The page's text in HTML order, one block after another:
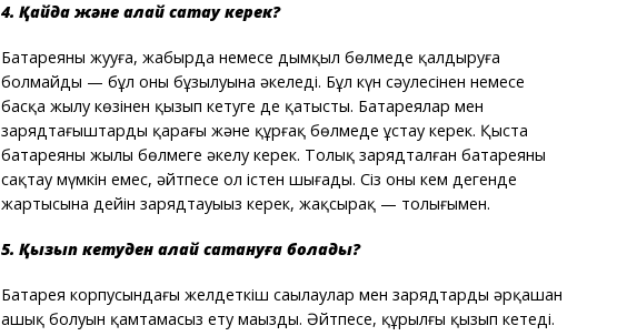
4. Қайда және қалай сақтау керек?
Батареяны жууға, жаңбырда немесе дымқыл бөлмеде қалдыруға
болмайды — бұл оның бұзылуына әкеледі. Бұл күн сәулесінен немесе
басқа жылу көзінен қызып кетуге де қатысты. Батареялар мен
зарядтағыштарды қараңғы және құрғақ бөлмеде ұстау керек. Қыста
батареяны жылы бөлмеге әкелу керек. Толық зарядталған батареяны
сақтау мүмкін емес, әйтпесе ол істен шығады. Сіз оны кем дегенде
жартысына дейін зарядтауыңыз керек, жақсырақ — толығымен.
5. Қызып кетуден қалай сақтануға болады?
Батарея корпусындағы желдеткіш саңылаулар мен зарядтардың әрқашан
ашық болуын қамтамасыз ету маңызды. Әйтпесе, құрылғы қызып кетеді.